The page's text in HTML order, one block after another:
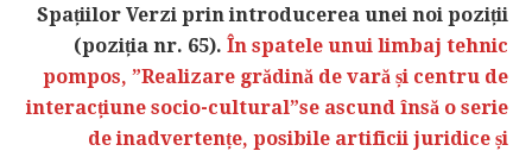
Spațiilor Verzi prin introducerea unei noi poziții
(poziția nr. 65). În spatele unui limbaj tehnic
pompos, ”Realizare grădină de vară și centru de
interacțiune socio-cultural”se ascund însă o serie
de inadvertențe, posibile artificii juridice și